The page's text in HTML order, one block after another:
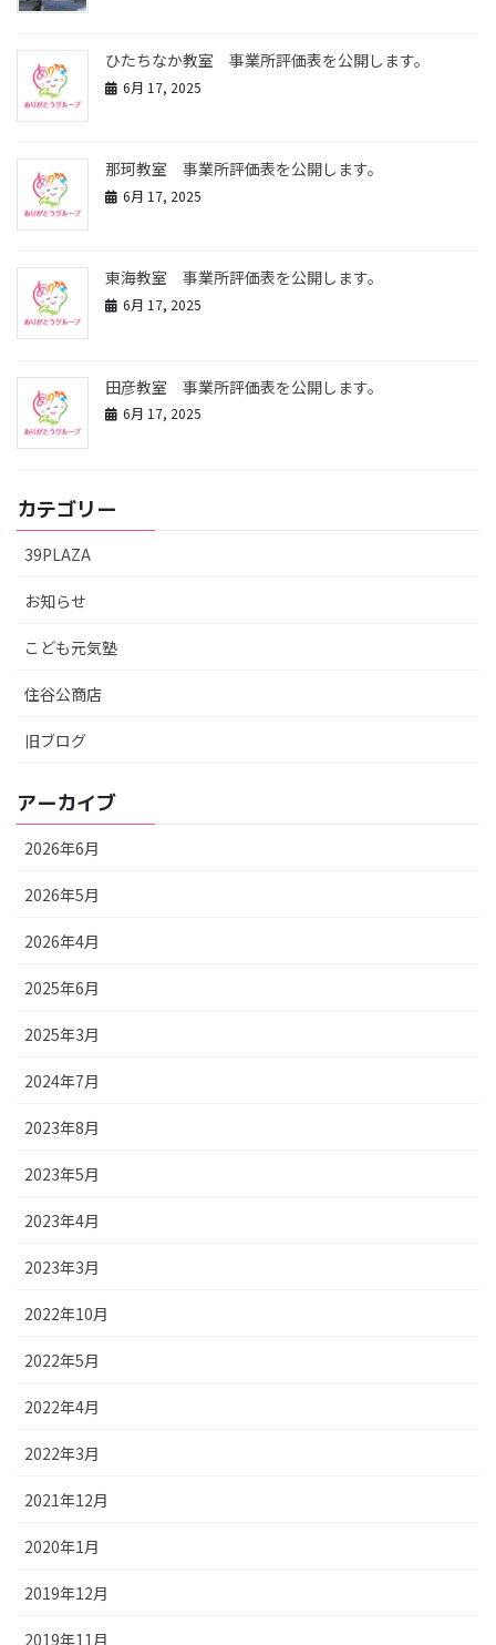
ひたちなか教室 事業所評価表を公開します。
6月 17, 2025
那珂教室 事業所評価表を公開します。
6月 17, 2025
東海教室 事業所評価表を公開します。
6月 17, 2025
田彦教室 事業所評価表を公開します。
6月 17, 2025
カテゴリー
39PLAZA
お知らせ
こども元気塾
住谷公商店
旧ブログ
アーカイブ
2026年6月
2026年5月
2026年4月
2025年6月
2025年3月
2024年7月
2023年8月
2023年5月
2023年4月
2023年3月
2022年10月
2022年5月
2022年4月
2022年3月
2021年12月
2020年1月
2019年12月
2019年11月